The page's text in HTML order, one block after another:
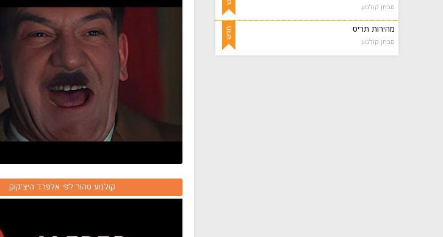
מבחן קולנוע
מהירות תריס
מבחן קולנוע
קולנוע טהור לפי אלפרד היצ'קוק